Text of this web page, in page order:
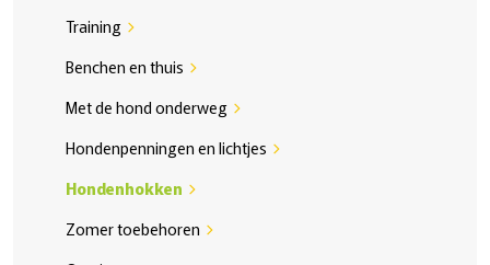
Training chevron_right
Benchen en thuis chevron_right
Met de hond onderweg chevron_right
Hondenpenningen en lichtjes chevron_right
Hondenhokken chevron_right
Zomer toebehoren chevron_right